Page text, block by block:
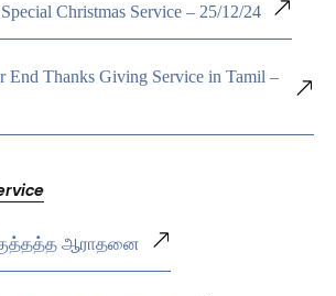
Christmas Service – 25/12/24
End Thanks Giving Service in Tamil –
ஆராதனை